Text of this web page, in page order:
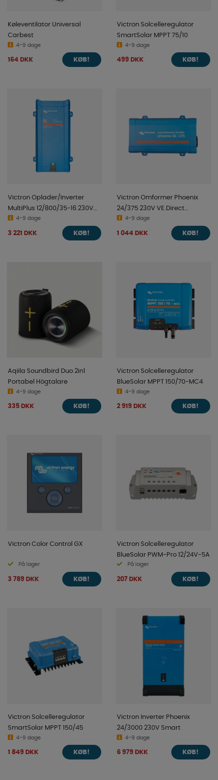
Køleventilator Universal
Carbest
4-9 dage
164 DKK KØB!
Victron Solcelleregulator
SmartSolar MPPT 75/10
4-9 dage
499 DKK KØB!
Victron Oplader/Inverter
MultiPlus 12/800/35-16 230V
VE.Bus
4-9 dage
3 221 DKK KØB!
Victron Omformer Phoenix
24/375 230V VE.Direct
SCHUKO
4-9 dage
1 044 DKK KØB!
Aqiila Soundbird Duo 2in1
Portabel Högtalare
4-9 dage
335 DKK KØB!
Victron Solcelleregulator
BlueSolar MPPT 150/70-MC4
4-9 dage
2 919 DKK KØB!
Victron Color Control GX
På lager
3 789 DKK KØB!
Victron Solcelleregulator
BlueSolar PWM-Pro 12/24V-5A
På lager
207 DKK KØB!
Victron Solcelleregulator
SmartSolar MPPT 150/45
4-9 dage
1 849 DKK KØB!
Victron Inverter Phoenix
24/3000 230V Smart
4-9 dage
6 979 DKK KØB!